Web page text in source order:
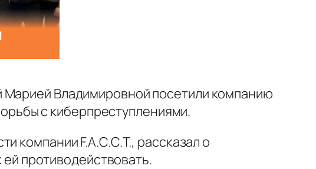
Владимировной посетили компанию
с киберпреступлениями.
компании F.A.C.C.T., рассказал о
противодействовать.